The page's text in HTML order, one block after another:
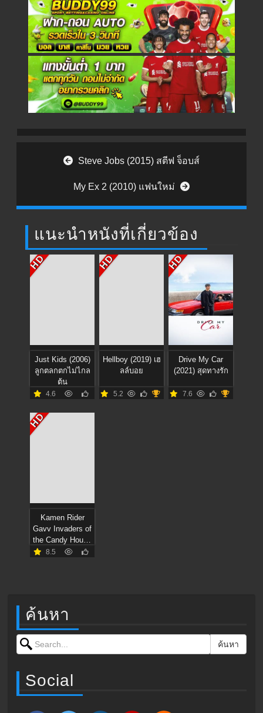
Post navigation
Steve Jobs (2015) สตีฟ จ็อบส์
My Ex 2 (2010) แฟนใหม่
แนะนำหนังที่เกี่ยวข้อง
HD
Just Kids (2006)
ลูกตลกตกไม่ไกล
ต้น
4.6
HD
Hellboy (2019) เฮ
ลล์บอย
5.2
HD
Drive My Car
(2021) สุดทางรัก
7.6
HD
Kamen Rider
Gavv Invaders of
the Candy House
(2025) มาสค์ไรเด
8.5
ค้นหา
Search for: ค้นหา
Social